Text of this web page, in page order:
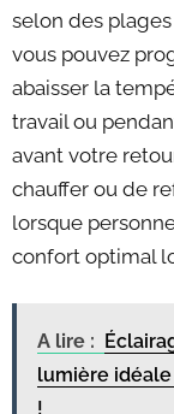
selon des
vous pouvez
abaisser la
travail ou
avant votre
chauffer ou de
lorsque
confort optimal
A lire :
lumière
!